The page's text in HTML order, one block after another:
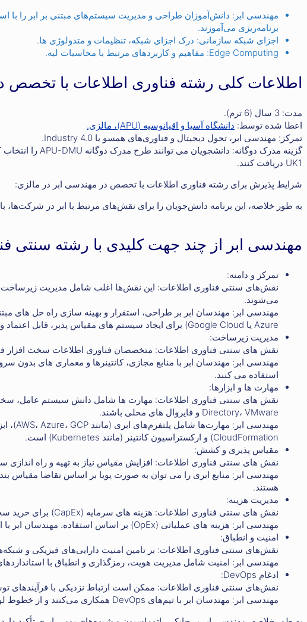
مهندسی ابر: دانش‌آموزان طراحی و مدیریت سیستم‌های مبتنی بر ابر را با
برنامه‌ریزی می‌آموزند.
اجزای شبکه سازمانی: درک اجزای شبکه، تنظیمات و متدولوژی ها.
Edge Computing: مفاهیم و کاربردهای مرتبط با محاسبات لبه.
اطلاعات کلی رشته فناوری اطلاعات با تخصص
مدت: 3 سال (6 ترم).
اعطا شده توسط: دانشگاه آسیا و اقیانوسیه (APU)، مالزی.
تمرکز: مهندسی ابر، تحول دیجیتال و فناوری‌های همسو با Industry 4.0.
UK1 دریافت کنند.
شرایط پذیرش برای رشته فناوری اطلاعات با تخصص در مهندسی ابر در مالزی:
به طور خلاصه، این برنامه دانش‌جویان را برای نقش‌های مرتبط با ابر در شرکت‌ها،
مهندسی ابر از چند جهت کلیدی با رشته سنتی
تمرکز و دامنه:
نقش‌های سنتی فناوری اطلاعات: این نقش‌ها اغلب شامل مدیریت
می‌شوند.
Azure یا Google Cloud) برای ایجاد سیستم های مقیاس پذیر، قابل اعتماد و مقرون به صرفه کار می کنند.
مدیریت زیرساخت:
نقش های سنتی فناوری اطلاعات: متخصصان فناوری اطلاعات سخت افزار
مهندسی ابر: مهندسان ابر با منابع مجازی، کانتینرها و معماری های بدون
استفاده می کنند.
مهارت ها و ابزارها:
Directory، VMware و فایروال های محلی باشند.
CloudFormation) و ارکستراسیون کانتینر (مانند Kubernetes) است.
مقیاس پذیری و کشش:
نقش های سنتی فناوری اطلاعات: افزایش مقیاس نیاز به تهیه و راه اندازی
مهندسی ابر: منابع ابری را می توان به صورت پویا بر اساس تقاضا مقیاس
هستند.
مدیریت هزینه:
نقش های سنتی فناوری اطلاعات: هزینه های سرمایه (CapEx) برای خرید سخت افزار.
مهندسی ابر: هزینه های عملیاتی (OpEx) بر اساس استفاده. مهندسان ابر با انتخاب خدمات مناسب و نظارت بر استفاده، هزینه ها را بهینه می کنند.
امنیت و انطباق:
نقش‌های سنتی فناوری اطلاعات: بر تامین امنیت دارایی‌های فیزیکی و
مهندسی ابر: امنیت شامل مدیریت هویت، رمزگذاری و انطباق با
ادغام DevOps:
نقش‌های سنتی فناوری اطلاعات: ممکن است ارتباط نزدیکی با فرآیندهای
مهندسی ابر: مهندسان ابر با تیم‌های DevOps همکاری می‌کنند و از خطوط لوله CI/CD و GitOps برای استقرار مداوم استفاده می‌کنند.